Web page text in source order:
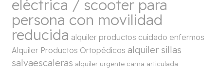
eléctrica / scooter para
persona con movilidad
reducida alquiler productos cuidado enfermos
Alquiler Productos Ortopédicos alquiler sillas
salvaescaleras alquiler urgente cama articulada